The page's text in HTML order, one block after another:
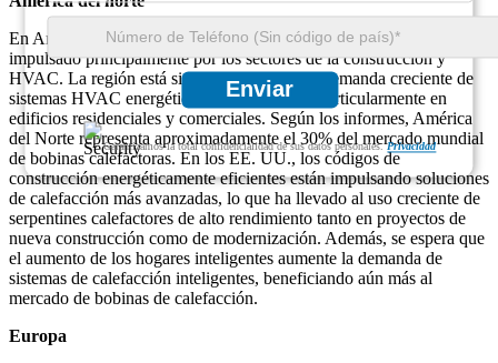
Enviar
Garantizamos la total confidencialidad de sus datos personales.Privacidad
En América del Norte, el mercado de serpentines calefactores está
impulsado principalmente por los sectores de la construcción y
HVAC. La región está siendo testigo de una demanda creciente de
sistemas HVAC energéticamente eficientes, particularmente en
edificios residenciales y comerciales. Según los informes, América
del Norte representa aproximadamente el 30% del mercado mundial
de bobinas calefactoras. En los EE. UU., los códigos de
construcción energéticamente eficientes están impulsando soluciones
de calefacción más avanzadas, lo que ha llevado al uso creciente de
serpentines calefactores de alto rendimiento tanto en proyectos de
nueva construcción como de modernización. Además, se espera que
el aumento de los hogares inteligentes aumente la demanda de
sistemas de calefacción inteligentes, beneficiando aún más al
mercado de bobinas de calefacción.
Europa